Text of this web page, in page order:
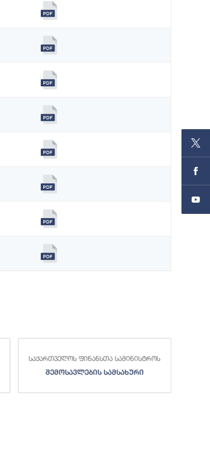
საქართველოს ფინანსთა სამინისტროს
შემოსავლების სამსახური